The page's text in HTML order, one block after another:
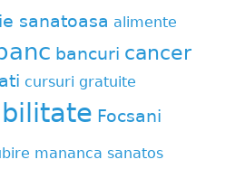
sanatoasa alimente
bancuri cancer
cursuri gratuite
Focsani
mananca sanatos